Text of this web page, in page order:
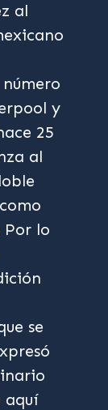
al
y
25
al
Por lo
se
aquí